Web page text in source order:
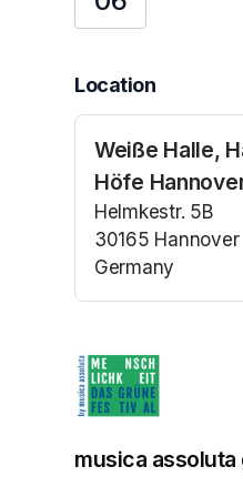
Location
Weiße Halle,
Höfe
Helmkestr. 5B
30165 Hannover
Germany
(opens in a new
musica